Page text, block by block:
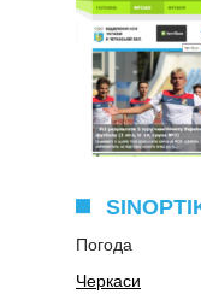
Погода
Черкаси